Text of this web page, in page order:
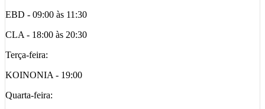
EBD - 09:00 às 11:30
CLA - 18:00 às 20:30
Terça-feira:
KOINONIA - 19:00
Quarta-feira: